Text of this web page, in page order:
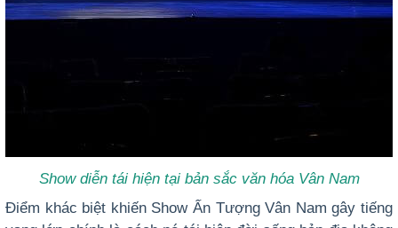
Show diễn tái hiện tại bản sắc văn hóa Vân Nam
Điểm khác biệt khiến Show Ấn Tượng Vân Nam gây tiếng